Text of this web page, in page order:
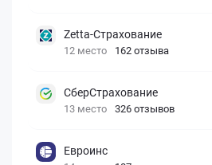
Zetta-Страхование
12 место 162 отзыва
СберСтрахование
13 место 326 отзывов
Евроинс